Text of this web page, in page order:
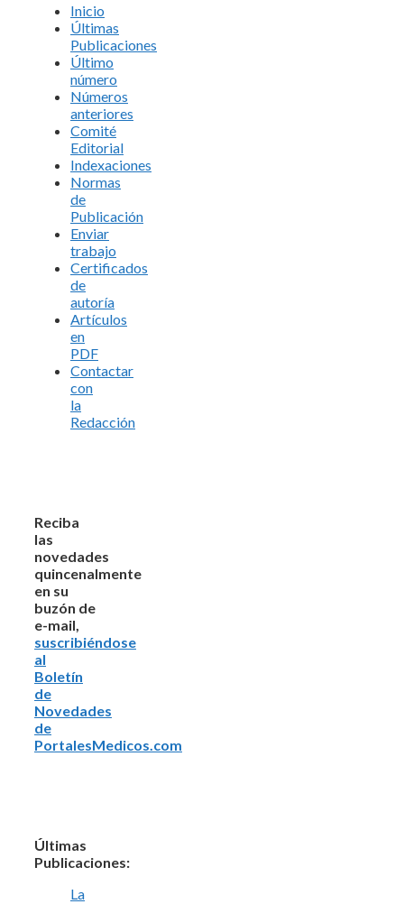
Inicio
Últimas
Publicaciones
Último
número
Números
anteriores
Comité
Editorial
Indexaciones
Normas
de
Publicación
Enviar
trabajo
Certificados
de
autoría
Artículos
en
PDF
Contactar
con
la
Redacción
Reciba
las
novedades
quincenalmente
en su
buzón de
e-mail,
suscribiéndose
al
Boletín
de
Novedades
de
PortalesMedicos.com
Últimas
Publicaciones:
La